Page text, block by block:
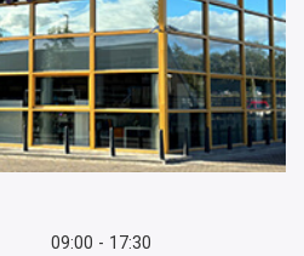
09:00 - 17:30